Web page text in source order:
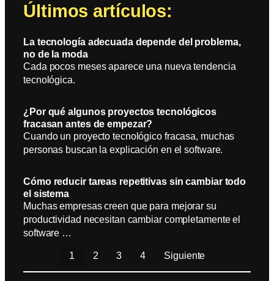
Últimos artículos:
La tecnología adecuada depende del problema,
no de la moda
Cada pocos meses aparece una nueva tendencia
tecnológica.
¿Por qué algunos proyectos tecnológicos
fracasan antes de empezar?
Cuando un proyecto tecnológico fracasa, muchas
personas buscan la explicación en el software.
Cómo reducir tareas repetitivas sin cambiar todo
el sistema
Muchas empresas creen que para mejorar su
productividad necesitan cambiar completamente el
software …
1 2 3 4 Siguiente